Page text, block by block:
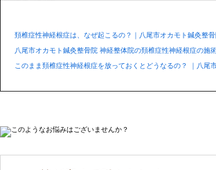
頚椎症性神経根症は、なぜ起こるの？｜八尾市オカモト鍼灸整
八尾市オカモト鍼灸整骨院 神経整体院の頚椎症性神経根症の施
このまま頚椎症性神経根症を放っておくとどうなるの？ ｜八尾